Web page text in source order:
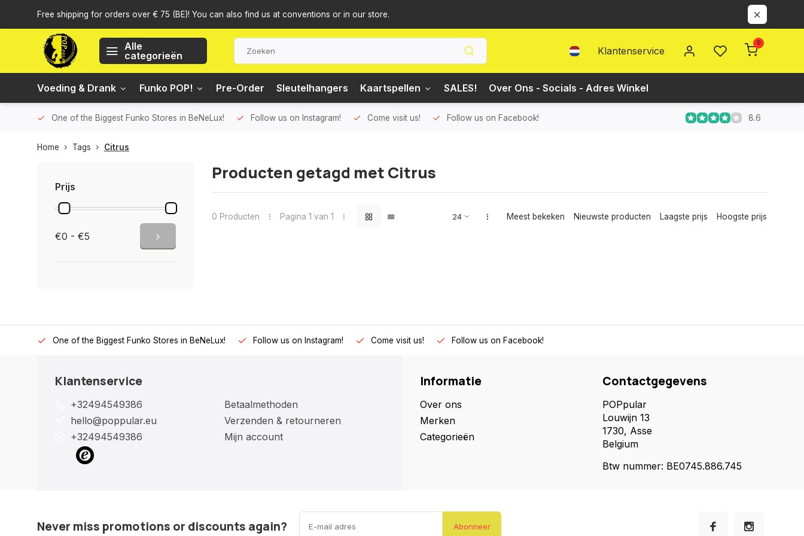
Free shipping for orders over € 75 (BE)! You can also find us at conventions or in our store.
Alle
categorieën
Klantenservice
0
Voeding & Drank Funko POP! Pre-Order Sleutelhangers Kaartspellen SALES! Over Ons - Socials - Adres Winkel
One of the Biggest Funko Stores in BeNeLux! Follow us on Instagram! Come visit us! Follow us on Facebook! 8.6
Home Tags Citrus
Prijs
€0 - €5
Producten getagd met Citrus
0 Producten Pagina 1 van 1 Meest bekeken Nieuwste producten Laagste prijs Hoogste prijs
One of the Biggest Funko Stores in BeNeLux! Follow us on Instagram! Come visit us! Follow us on Facebook!
Klantenservice
+32494549386
hello@poppular.eu
+32494549386
Betaalmethoden
Verzenden & retourneren
Mijn account
Informatie
Over ons
Merken
Categorieën
Contactgegevens
POPpular
Louwijn 13
1730, Asse
Belgium
Btw nummer: BE0745.886.745
Never miss promotions or discounts again? Abonneer